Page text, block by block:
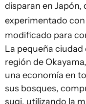
disparan en Japón,
experimentado
modificado para
La pequeña ciudad
región de
una economía en
sus bosques,
sugi, utilizando la